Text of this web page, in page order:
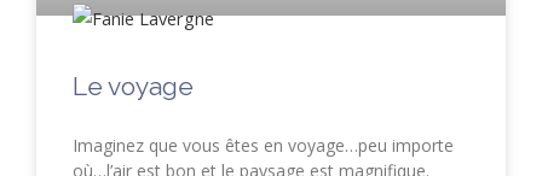
Le voyage
Imaginez que vous êtes en voyage…peu importe
où…l’air est bon et le paysage est magnifique.